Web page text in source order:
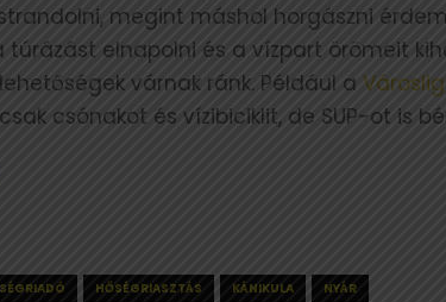
megint máshol horgászni
elnapolni és a vízpart örömeit
várnak ránk. Például a
csónakot és vízibiciklit, de SUP-ot is
HŐSÉGRIASZTÁS KÁNIKULA NYÁR